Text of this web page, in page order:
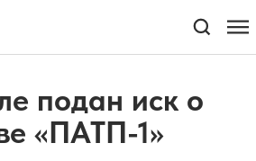
подан иск о
«ПАТП-1»